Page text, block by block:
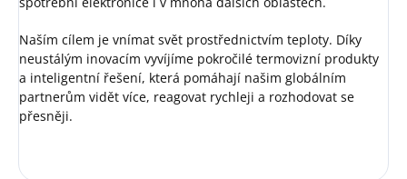
Naším cílem je vnímat svět prostřednictvím teploty. Díky
neustálým inovacím vyvíjíme pokročilé termovizní produkty
a inteligentní řešení, která pomáhají našim globálním
partnerům vidět více, reagovat rychleji a rozhodovat se
přesněji.